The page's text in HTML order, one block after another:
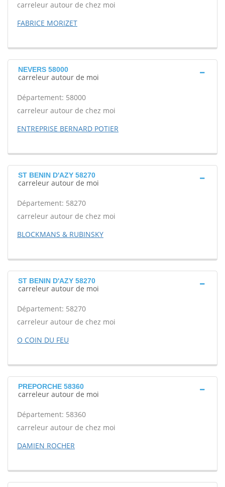
carreleur autour de chez moi
FABRICE MORIZET
NEVERS 58000
carreleur autour de moi
Département: 58000
carreleur autour de chez moi
ENTREPRISE BERNARD POTIER
ST BENIN D'AZY 58270
carreleur autour de moi
Département: 58270
carreleur autour de chez moi
BLOCKMANS & RUBINSKY
ST BENIN D'AZY 58270
carreleur autour de moi
Département: 58270
carreleur autour de chez moi
O COIN DU FEU
PREPORCHE 58360
carreleur autour de moi
Département: 58360
carreleur autour de chez moi
DAMIEN ROCHER